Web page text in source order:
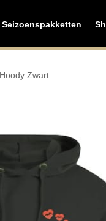
Seizoenspakketten
Zwart